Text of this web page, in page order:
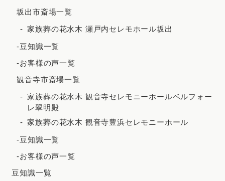
坂出市斎場一覧
家族葬の花水木 瀬戸内セレモホール坂出
-豆知識一覧
-お客様の声一覧
観音寺市斎場一覧
家族葬の花水木 観音寺セレモニーホールベルフォー
レ翠明殿
家族葬の花水木 観音寺豊浜セレモニーホール
-豆知識一覧
-お客様の声一覧
豆知識一覧